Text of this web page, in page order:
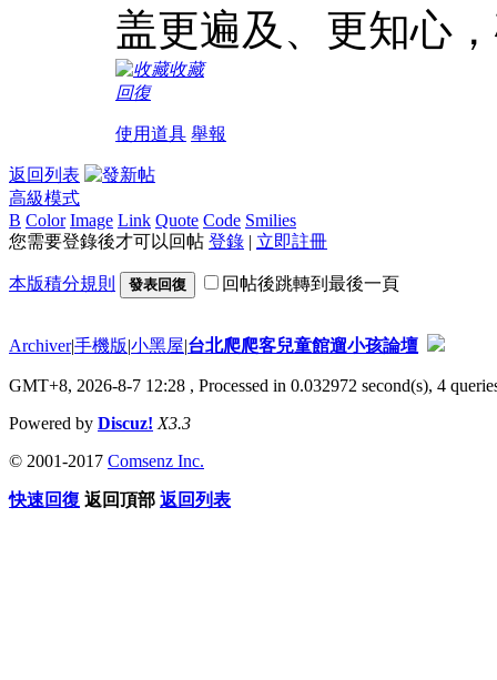
盖更遍及、更知心
收藏
回復
使用道具 舉報
返回列表
高級模式
B Color Image Link Quote Code Smilies
您需要登錄後才可以回帖 登錄 | 立即註冊
本版積分規則 發表回復 回帖後跳轉到最後一頁
Archiver|手機版|小黑屋|台北爬爬客兒童館遛小孩論壇
GMT+8, 2026-8-7 12:28 , Processed in 0.032972 second(s), 4
Powered by Discuz! X3.3
© 2001-2017 Comsenz Inc.
快速回復 返回頂部 返回列表